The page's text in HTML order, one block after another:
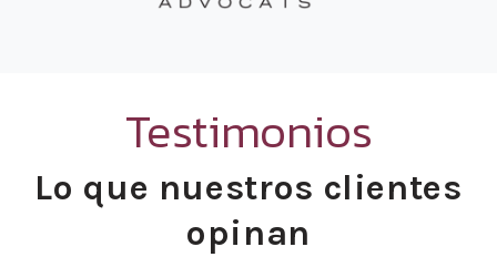
Testimonios
Lo que nuestros clientes
opinan